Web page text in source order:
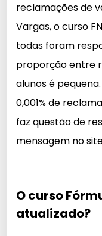
reclamações de
Vargas, o curso
todas foram
proporção entre
alunos é
0,001% de
faz questão de
mensagem no
O curso
atualizado?